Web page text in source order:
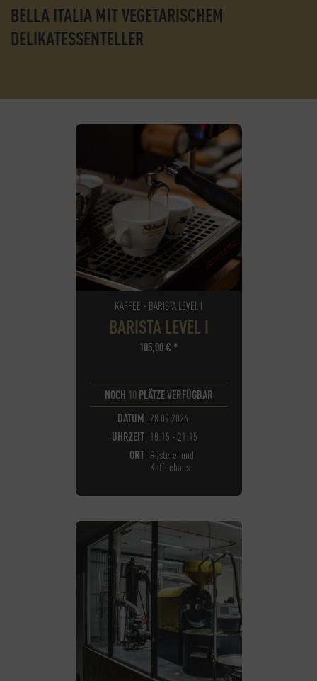
BELLA ITALIA MIT VEGETARISCHEM
DELIKATESSENTELLER
KAFFEE - BARISTA LEVEL I
BARISTA LEVEL I
105,00€ *
NOCH 10PLÄTZE VERFÜGBAR
DATUM 28.09.2026
UHRZEIT 18:15 - 21:15
ORT Rösterei und
Kaffeehaus